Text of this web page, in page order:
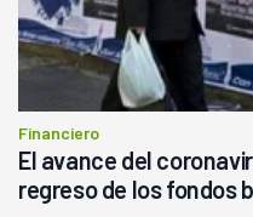
Financiero
El avance del
regreso de los fondos